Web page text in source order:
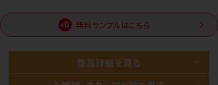
無料サンプルはこちら
商品詳細を見る